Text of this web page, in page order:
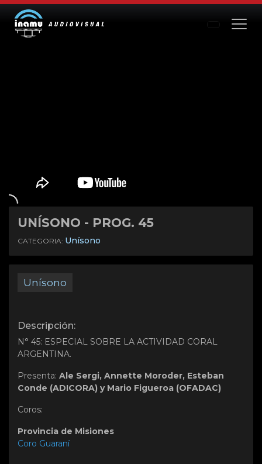
UNÍSONO - PROG. 45
CATEGORIA: Unísono
Unísono
Descripción:
N° 45: ESPECIAL SOBRE LA ACTIVIDAD CORAL
ARGENTINA.
Presenta: Ale Sergi, Annette Moroder, Esteban
Conde (ADICORA) y Mario Figueroa (OFADAC)
Coros:
Provincia de Misiones
Coro Guaraní